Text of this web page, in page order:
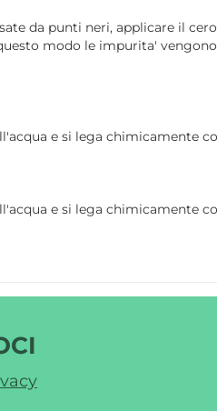
da punti neri, applicare il
modo le impurita'
e si lega chimicamente
e si lega chimicamente